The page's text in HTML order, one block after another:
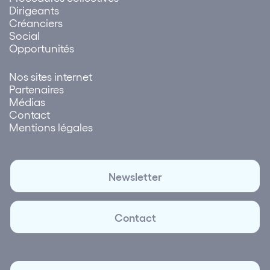
Dirigeants
Créanciers
Social
Opportunités
Nos sites internet
Partenaires
Médias
Contact
Mentions légales
Newsletter
Contact